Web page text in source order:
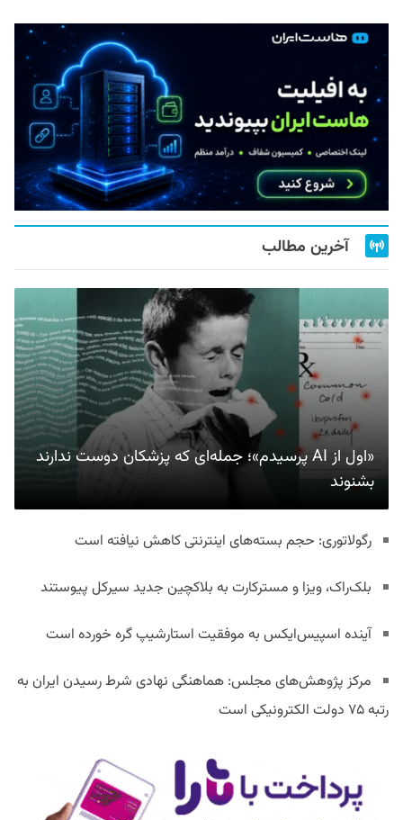
آخرین مطالب
«اول از AI پرسیدم»؛ جمله‌ای که پزشکان دوست ندارند
بشنوند
رگولاتوری: حجم بسته‌های اینترنتی کاهش نیافته است
بلک‌راک، ویزا و مسترکارت به بلاکچین جدید سیرکل پیوستند
آینده اسپیس‌ایکس به موفقیت استارشیپ گره خورده است
مرکز پژوهش‌های مجلس: هماهنگی نهادی شرط رسیدن ایران به
رتبه ۷۵ دولت الکترونیکی است